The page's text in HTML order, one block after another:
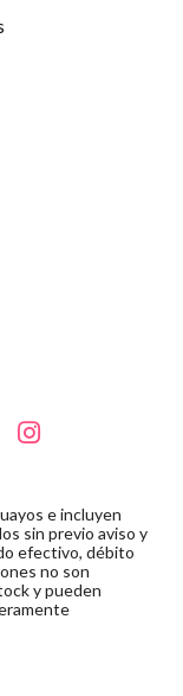
e incluyen
sin previo aviso y
efectivo, débito
no son
y pueden